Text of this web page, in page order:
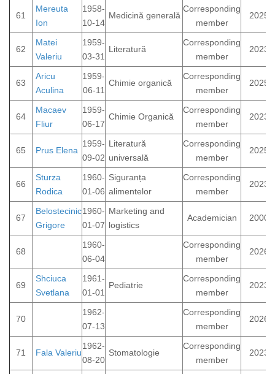
61
Mereuta
Ion
1958-
10-14
Medicină generală
Corresponding
member
2025
62
Matei
Valeriu
1959-
03-31
Literatură
Corresponding
member
2023
63
Aricu
Aculina
1959-
06-11
Chimie organică
Corresponding
member
2025
64
Macaev
Fliur
1959-
06-17
Chimie Organică
Corresponding
member
2023
65 Prus Elena
1959-
09-02
Literatură
universală
Corresponding
member
2025
66
Sturza
Rodica
1960-
01-06
Siguranța
alimentelor
Corresponding
member
2023
67
Belostecinic
Grigore
1960-
01-07
Marketing and
logistics
Academician 2000
68
1960-
06-04
Corresponding
member
2026
69
Shciuca
Svetlana
1961-
01-01
Pediatrie
Corresponding
member
2023
70
1962-
07-13
Corresponding
member
2026
71 Fala Valeriu
1962-
08-20
Stomatologie
Corresponding
member
2023